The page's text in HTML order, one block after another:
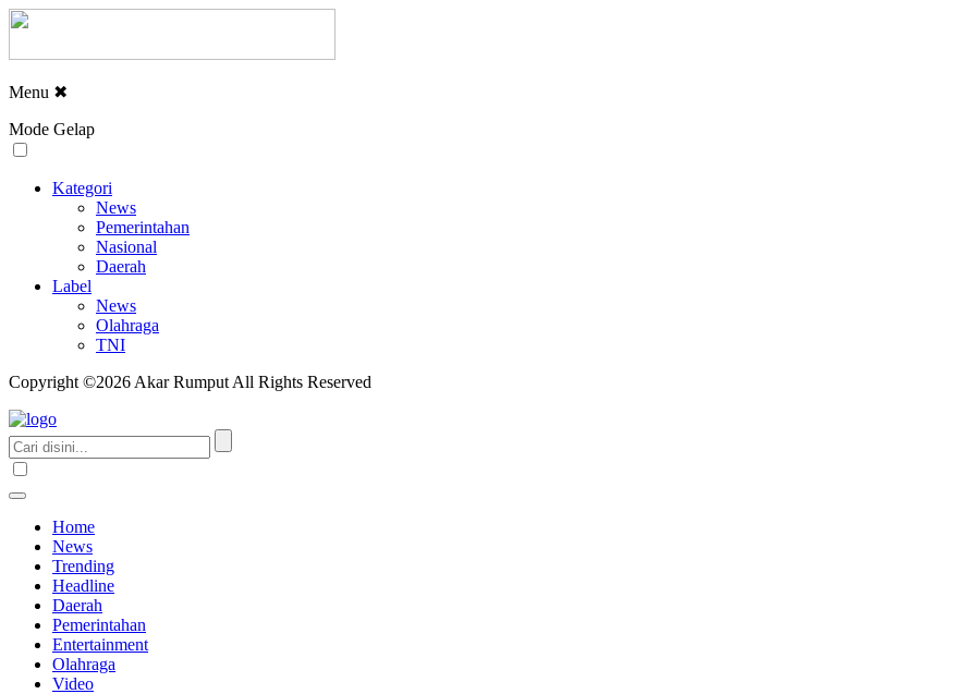
Menu ✖
Mode Gelap
Kategori
News
Pemerintahan
Nasional
Daerah
Label
News
Olahraga
TNI
Copyright ©2026 Akar Rumput All Rights Reserved
Home
News
Trending
Headline
Daerah
Pemerintahan
Entertainment
Olahraga
Video